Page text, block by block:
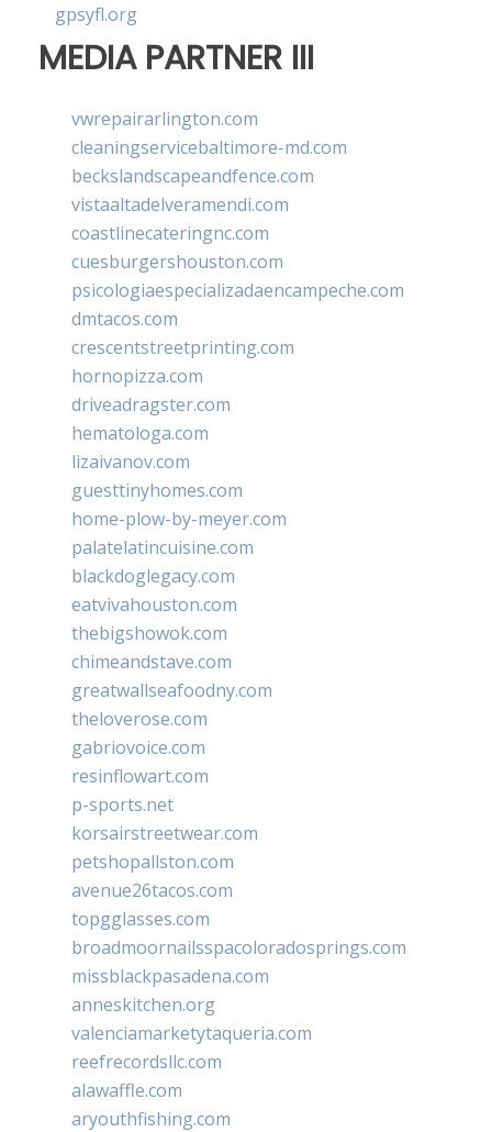
gpsyfl.org
MEDIA PARTNER III
vwrepairarlington.com
cleaningservicebaltimore-md.com
beckslandscapeandfence.com
vistaaltadelveramendi.com
coastlinecateringnc.com
cuesburgershouston.com
psicologiaespecializadaencampeche.com
dmtacos.com
crescentstreetprinting.com
hornopizza.com
driveadragster.com
hematologa.com
lizaivanov.com
guesttinyhomes.com
home-plow-by-meyer.com
palatelatincuisine.com
blackdoglegacy.com
eatvivahouston.com
thebigshowok.com
chimeandstave.com
greatwallseafoodny.com
theloverose.com
gabriovoice.com
resinflowart.com
p-sports.net
korsairstreetwear.com
petshopallston.com
avenue26tacos.com
topgglasses.com
broadmoornailsspacoloradosprings.com
missblackpasadena.com
anneskitchen.org
valenciamarketytaqueria.com
reefrecordsllc.com
alawaffle.com
aryouthfishing.com